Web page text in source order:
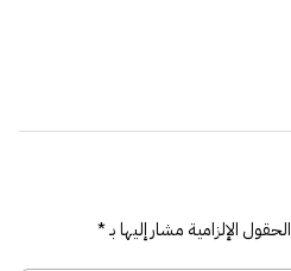
الحقول الإلزامية مشار إليها بـ*